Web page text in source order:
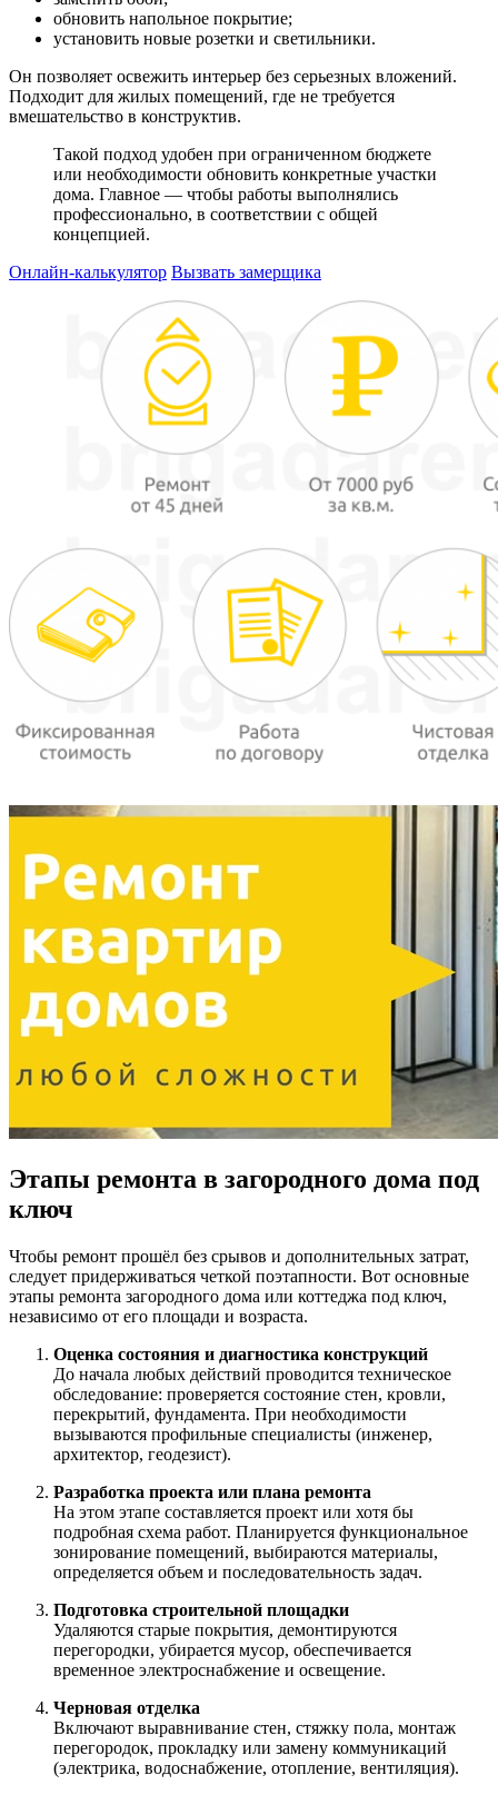
обновить напольное покрытие;
установить новые розетки и светильники.
Он позволяет освежить интерьер без серьезных вложений.
Подходит для жилых помещений, где не требуется
вмешательство в конструктив.
Такой подход удобен при ограниченном бюджете
или необходимости обновить конкретные участки
дома. Главное — чтобы работы выполнялись
профессионально, в соответствии с общей
концепцией.
Онлайн-калькулятор Вызвать замерщика
Этапы ремонта в загородного дома под
ключ
Чтобы ремонт прошёл без срывов и дополнительных затрат,
следует придерживаться четкой поэтапности. Вот основные
этапы ремонта загородного дома или коттеджа под ключ,
независимо от его площади и возраста.
Оценка состояния и диагностика конструкций
До начала любых действий проводится техническое
обследование: проверяется состояние стен, кровли,
перекрытий, фундамента. При необходимости
вызываются профильные специалисты (инженер,
архитектор, геодезист).
Разработка проекта или плана ремонта
На этом этапе составляется проект или хотя бы
подробная схема работ. Планируется функциональное
зонирование помещений, выбираются материалы,
определяется объем и последовательность задач.
Подготовка строительной площадки
Удаляются старые покрытия, демонтируются
перегородки, убирается мусор, обеспечивается
временное электроснабжение и освещение.
Черновая отделка
Включают выравнивание стен, стяжку пола, монтаж
перегородок, прокладку или замену коммуникаций
(электрика, водоснабжение, отопление, вентиляция).